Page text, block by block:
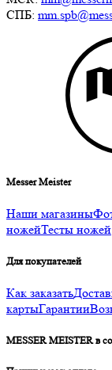
СПБ:
Messer Meister
Наши магазины
ножейТесты ножей
Для покупателей
Как заказать
картыГарантии
MESSER MEISTER в